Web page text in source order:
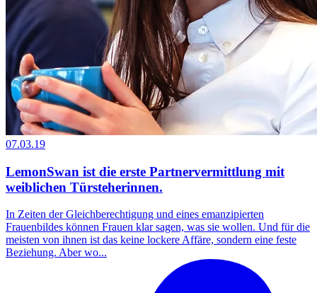
07.03.19
LemonSwan ist die erste Partnervermittlung mit
weiblichen Türsteherinnen.
In Zeiten der Gleichberechtigung und eines emanzipierten
Frauenbildes können Frauen klar sagen, was sie wollen. Und für die
meisten von ihnen ist das keine lockere Affäre, sondern eine feste
Beziehung. Aber wo...